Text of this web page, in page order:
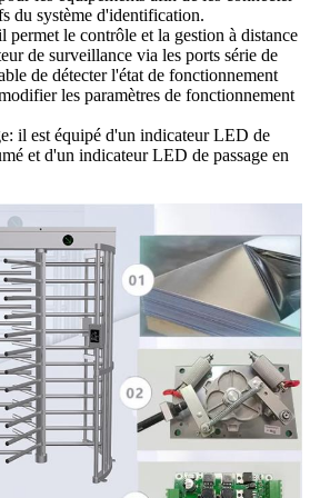
du système d'identification.
permet le contrôle et la gestion à distance
de surveillance via les ports série de
de détecter l'état de fonctionnement
les paramètres de fonctionnement
il est équipé d'un indicateur LED de
et d'un indicateur LED de passage en